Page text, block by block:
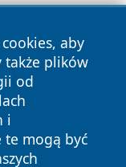
aby
także plików
od
i
te mogą być
prawa